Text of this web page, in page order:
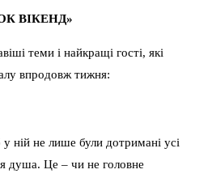
ВІКЕНД»
теми і найкращі гості, які
впродовж тижня:
ній не лише були дотримані усі
душа. Це – чи не головне